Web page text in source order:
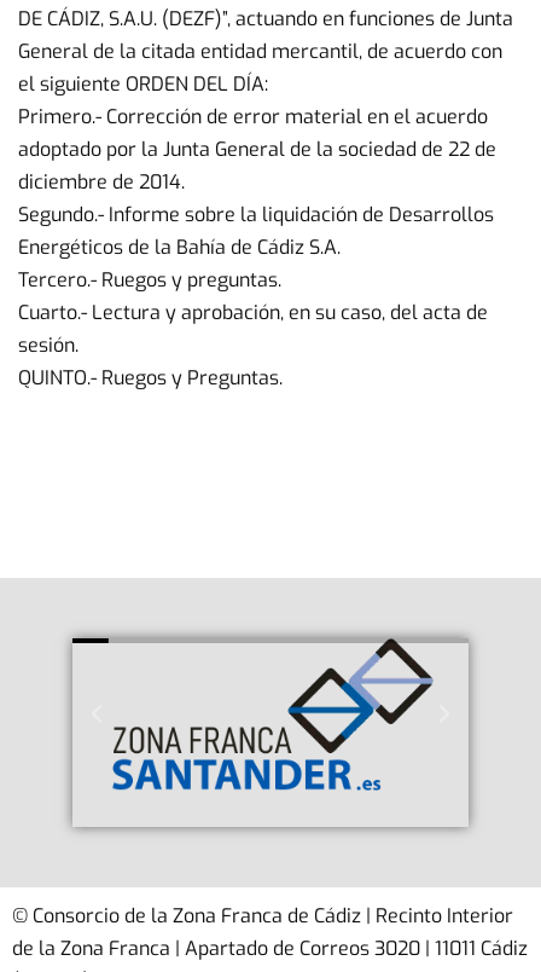
DE CÁDIZ, S.A.U. (DEZF)”, actuando en funciones de Junta
General de la citada entidad mercantil, de acuerdo con
el siguiente ORDEN DEL DÍA:
Primero.- Corrección de error material en el acuerdo
adoptado por la Junta General de la sociedad de 22 de
diciembre de 2014.
Segundo.- Informe sobre la liquidación de Desarrollos
Energéticos de la Bahía de Cádiz S.A.
Tercero.- Ruegos y preguntas.
Cuarto.- Lectura y aprobación, en su caso, del acta de
sesión.
QUINTO.- Ruegos y Preguntas.
© Consorcio de la Zona Franca de Cádiz | Recinto Interior
de la Zona Franca | Apartado de Correos 3020 | 11011 Cádiz